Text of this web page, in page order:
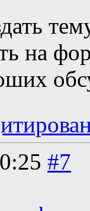
на
#7